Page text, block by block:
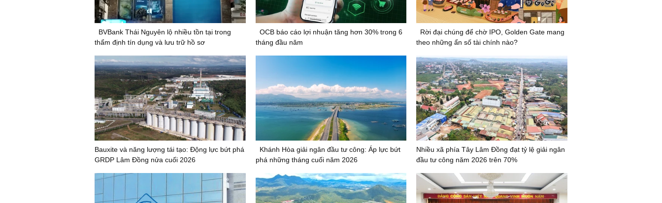
BVBank Thái Nguyên lộ nhiều tồn tại trong
thẩm định tín dụng và lưu trữ hồ sơ
OCB báo cáo lợi nhuận tăng hơn 30% trong 6
tháng đầu năm
Rời đại chúng để chờ IPO, Golden Gate mang
theo những ẩn số tài chính nào?
Bauxite và năng lượng tái tạo: Động lực bứt phá
GRDP Lâm Đồng nửa cuối 2026
Khánh Hòa giải ngân đầu tư công: Áp lực bứt
phá những tháng cuối năm 2026
Nhiều xã phía Tây Lâm Đồng đạt tỷ lệ giải ngân
đầu tư công năm 2026 trên 70%